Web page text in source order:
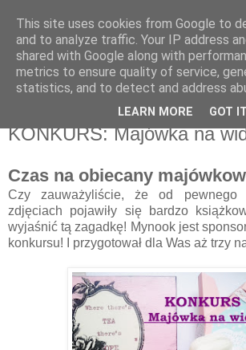
Recenzje na
Portal kulturalny - książki, recenzje,
niedziela, 1 maja 2016
KONKURS: Majówka na
Czas na obiecany
Czy zauważyliście, że od pewnego
zdjęciach pojawiły się bardzo
wyjaśnić tą zagadkę! Mynook jest
konkursu! I przygotował dla Was aż trzy
This site uses cookies from Google to
and to analyze traffic. Your IP address
shared with Google along with
metrics to ensure quality of service,
statistics, and to detect and address
LEARN MORE GOT IT